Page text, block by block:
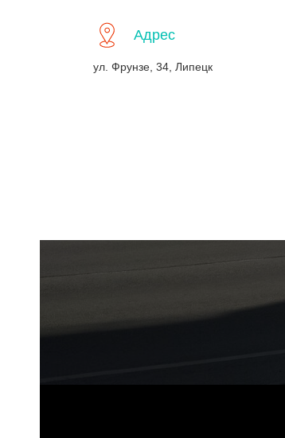
Адрес
ул. Фрунзе, 34, Липецк